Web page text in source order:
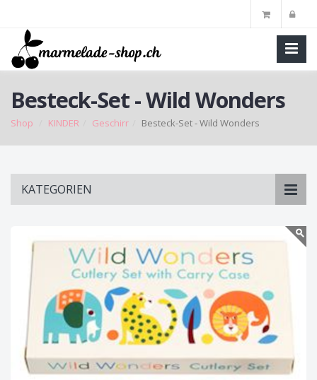
Besteck-Set - Wild Wonders
Shop KINDER Geschirr Besteck-Set - Wild Wonders
KATEGORIEN